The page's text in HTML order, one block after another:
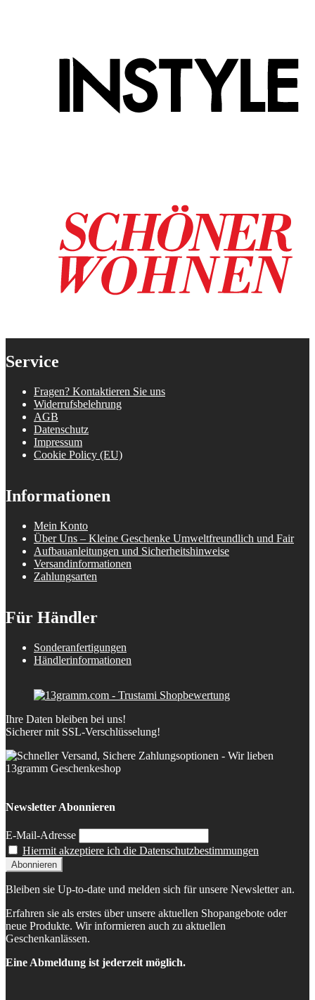
Service
Fragen? Kontaktieren Sie uns
Widerrufsbelehrung
AGB
Datenschutz
Impressum
Cookie Policy (EU)
Informationen
Mein Konto
Über Uns – Kleine Geschenke Umweltfreundlich und Fair
Aufbauanleitungen und Sicherheitshinweise
Versandinformationen
Zahlungsarten
Für Händler
Sonderanfertigungen
Händlerinformationen
Ihre Daten bleiben bei uns!
Sicherer mit SSL-Verschlüsselung!
Newsletter Abonnieren
E-Mail-Adresse
Hiermit akzeptiere ich die Datenschutzbestimmungen
Bleiben sie Up-to-date und melden sich für unsere Newsletter an.
Erfahren sie als erstes über unsere aktuellen Shopangebote oder
neue Produkte. Wir informieren auch zu aktuellen
Geschenkanlässen.
Eine Abmeldung ist jederzeit möglich.